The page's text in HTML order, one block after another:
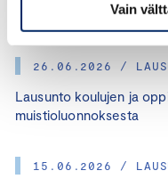
Vain
sääntelyn uudistamiseksi
26.06.2026 /
Lausunto koulujen ja
muistioluonnoksesta
15.06.2026 /